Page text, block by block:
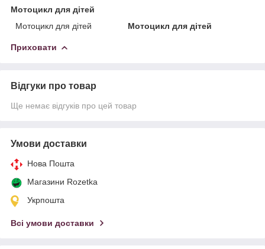
Мотоцикл для дітей
Мотоцикл для дітей
Мотоцикл для дітей
Приховати
Відгуки про товар
Ще немає відгуків про цей товар
Умови доставки
Нова Пошта
Магазини Rozetka
Укрпошта
Всі умови доставки